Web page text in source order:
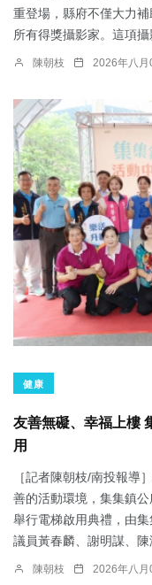
重登場，縣府不僅大力
所有得獎攝影家。這項攝
陳朝枝 2026年八月
健康
友善無礙、幸福上樓
用
［記者陳朝枝/南投報導
善的活動環境，集集鎮
舉行電梯啟用典禮，由
議員黃春麟、謝明謀、陳
陳朝枝 2026年八月